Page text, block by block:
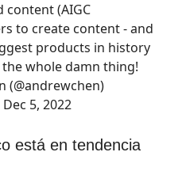
content (AIGC
to create content - and
products in history
whole damn thing!
(@andrewchen)
Dec 5, 2022
está en tendencia